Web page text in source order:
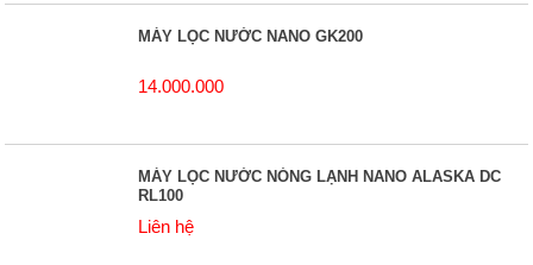
MÁY LỌC NƯỚC NANO GK200
14.000.000
MÁY LỌC NƯỚC NÓNG LẠNH NANO ALASKA DC
RL100
Liên hệ